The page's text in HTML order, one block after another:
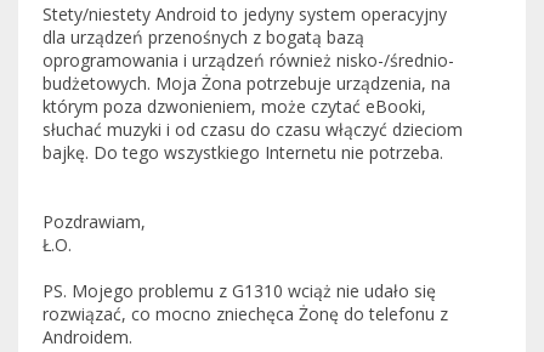
Stety/niestety Android to jedyny system operacyjny
dla urządzeń przenośnych z bogatą bazą
oprogramowania i urządzeń również nisko-/średnio-
budżetowych. Moja Żona potrzebuje urządzenia, na
którym poza dzwonieniem, może czytać eBooki,
słuchać muzyki i od czasu do czasu włączyć dzieciom
bajkę. Do tego wszystkiego Internetu nie potrzeba.
Pozdrawiam,
Ł.O.
PS. Mojego problemu z G1310 wciąż nie udało się
rozwiązać, co mocno zniechęca Żonę do telefonu z
Androidem.